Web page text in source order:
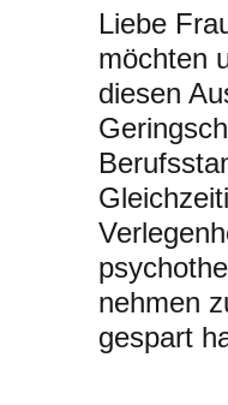
Liebe
möchten
diesen
nehmen
gespart